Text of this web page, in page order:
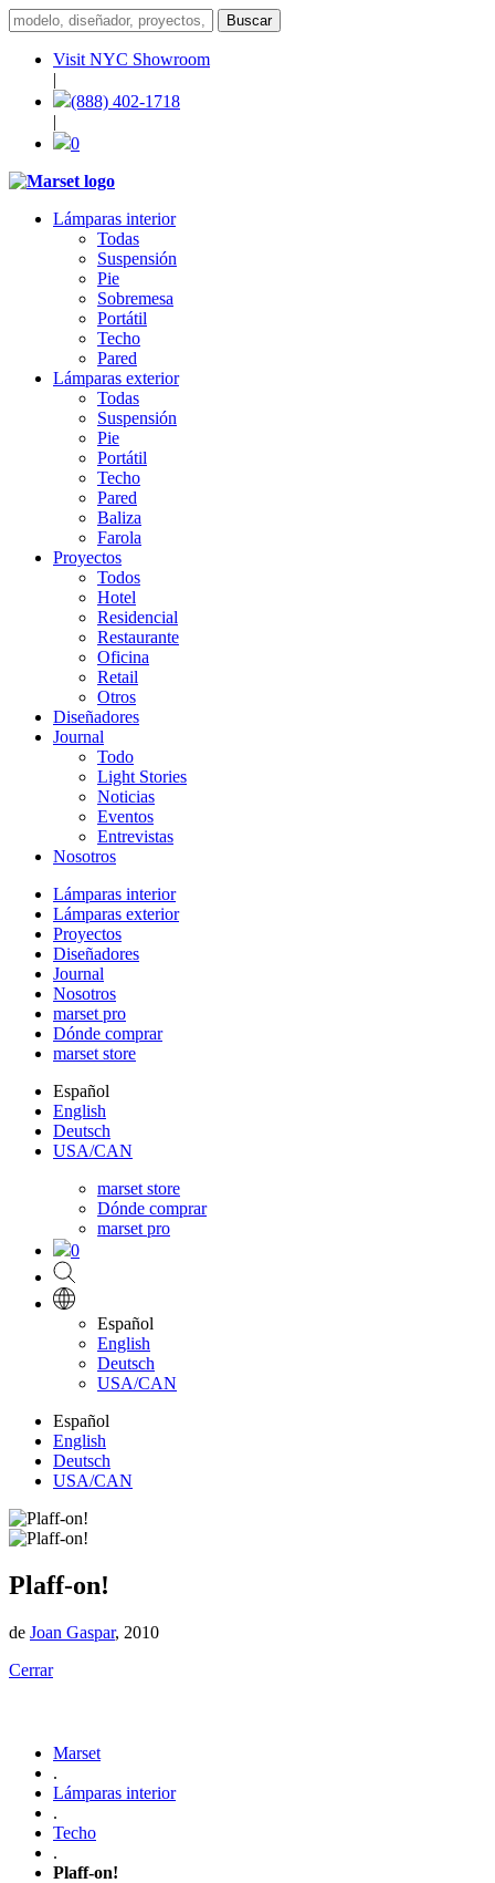
Visit NYC Showroom
|
(888) 402-1718
|
0
Lámparas interior
Todas
Suspensión
Pie
Sobremesa
Portátil
Techo
Pared
Lámparas exterior
Todas
Suspensión
Pie
Portátil
Techo
Pared
Baliza
Farola
Proyectos
Todos
Hotel
Residencial
Restaurante
Oficina
Retail
Otros
Diseñadores
Journal
Todo
Light Stories
Noticias
Eventos
Entrevistas
Nosotros
Lámparas interior
Lámparas exterior
Proyectos
Diseñadores
Journal
Nosotros
marset pro
Dónde comprar
marset store
Español
English
Deutsch
USA/CAN
marset store
Dónde comprar
marset pro
0
Español
English
Deutsch
USA/CAN
Español
English
Deutsch
USA/CAN
Plaff-on!
de Joan Gaspar, 2010
Cerrar
Marset
.
Lámparas interior
.
Techo
.
Plaff-on!